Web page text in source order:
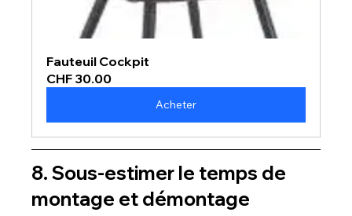
Fauteuil Cockpit
CHF 30.00
Acheter
8. Sous-estimer le temps de
montage et démontage